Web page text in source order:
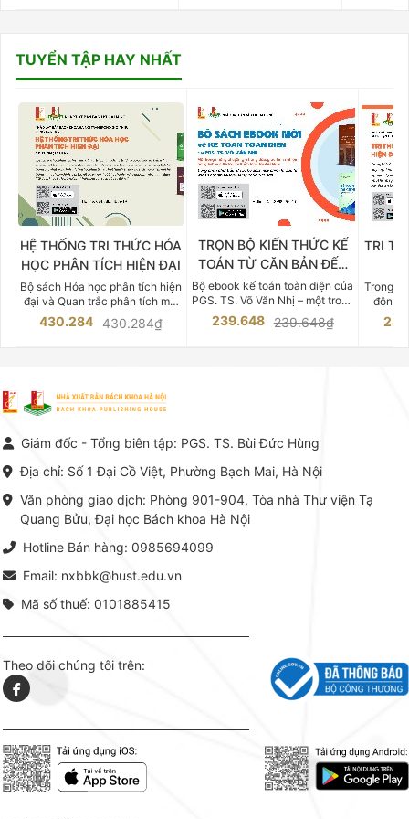
TUYỂN TẬP HAY NHẤT
HỆ THỐNG TRI THỨC HÓA
HỌC PHÂN TÍCH HIỆN ĐẠI
Bộ sách Hóa học phân tích hiện
đại và Quan trắc phân tích môi
trường của Cố Giáo sư, Tiến sĩ
Phạm Luận là một trong những
vực Hóa học phân tích tại Việt
Nam hiện nay. Bộ sách mang
đến một hệ thống tri thức hoàn
thuật thực hành -> Ứng dụng
khoa Hà Nội ấn hành cả hai
430.284 430.284₫
TRỌN BỘ KIẾN THỨC KẾ
TOÁN TỪ CĂN BẢN ĐẾN
CHUYÊN SÂU
Bộ ebook kế toán toàn diện của
PGS. TS. Võ Văn Nhị – một trong
những chuyên gia hàng đầu,
giàu kinh nghiệm trong lĩnh vực
239.648 239.648₫
TRI
Trong
động
việc
tế và
lý. Các
Giám đốc - Tổng biên tập: PGS. TS. Bùi Đức Hùng
Địa chỉ: Số 1 Đại Cồ Việt, Phường Bạch Mai, Hà Nội
Văn phòng giao dịch: Phòng 901-904, Tòa nhà Thư viện Tạ
Quang Bửu, Đại học Bách khoa Hà Nội
Hotline Bán hàng: 0985694099
Email: nxbbk@hust.edu.vn
Mã số thuế: 0101885415
Theo dõi chúng tôi trên: